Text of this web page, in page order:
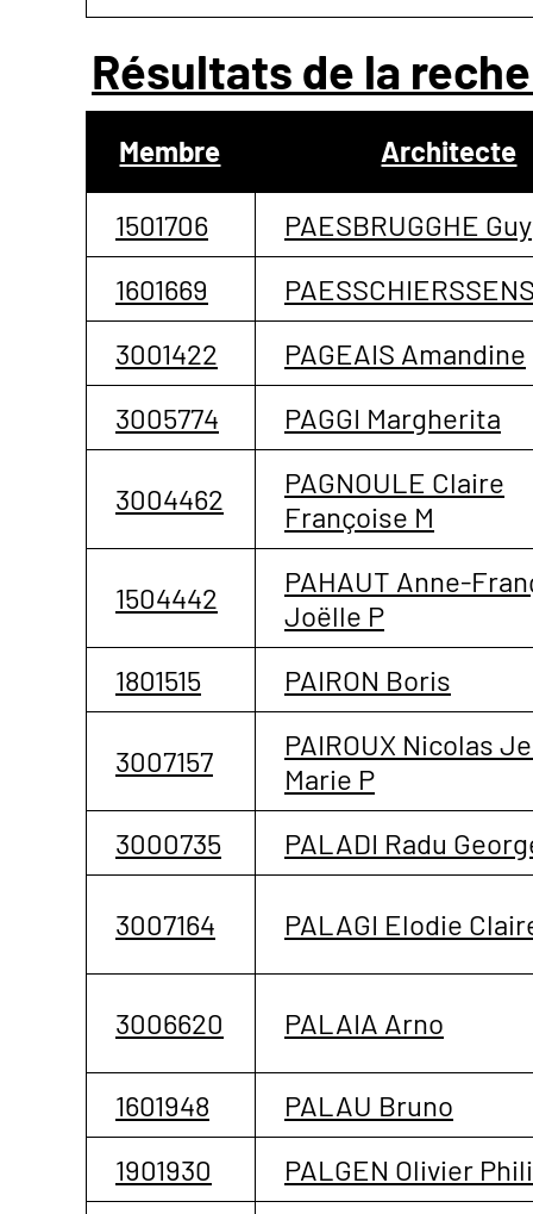
Résultats de la
Membre Architecte
1501706
PAESBRUGGHE Guy
1601669
3001422
PAGEAIS Amandine
3005774
PAGGI Margherita
3004462
PAGNOULE Claire
Françoise M
1504442
PAHAUT Anne-
Joëlle P
1801515
PAIRON Boris
3007157
PAIROUX Nicolas
Marie P
3000735
PALADI Radu
3007164 PALAGI Elodie
3006620 PALAIA Arno
1601948
PALAU Bruno
1901930
PALGEN Olivier